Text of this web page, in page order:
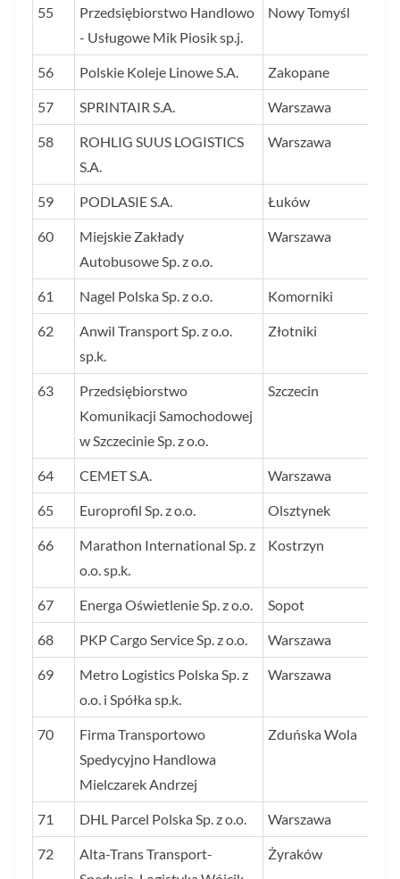
55
Przedsiębiorstwo Handlowo
- Usługowe Mik Piosik sp.j.
Nowy Tomyśl
56 Polskie Koleje Linowe S.A. Zakopane
57 SPRINTAIR S.A. Warszawa
58
ROHLIG SUUS LOGISTICS
S.A.
Warszawa
59 PODLASIE S.A. Łuków
60
Miejskie Zakłady
Autobusowe Sp. z o.o.
Warszawa
61 Nagel Polska Sp. z o.o. Komorniki
62
Anwil Transport Sp. z o.o.
sp.k.
Złotniki
63
Przedsiębiorstwo
Komunikacji Samochodowej
w Szczecinie Sp. z o.o.
Szczecin
64 CEMET S.A. Warszawa
65 Europrofil Sp. z o.o. Olsztynek
66
Marathon International Sp. z
o.o. sp.k.
Kostrzyn
67 Energa Oświetlenie Sp. z o.o. Sopot
68 PKP Cargo Service Sp. z o.o. Warszawa
69
Metro Logistics Polska Sp. z
o.o. i Spółka sp.k.
Warszawa
70
Firma Transportowo
Spedycyjno Handlowa
Mielczarek Andrzej
Zduńska Wola
71 DHL Parcel Polska Sp. z o.o. Warszawa
72
Alta-Trans Transport-
Żyraków